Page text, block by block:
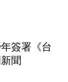
簽署《台
聞